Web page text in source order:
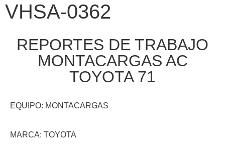
VHSA-0362
REPORTES DE TRABAJO
MONTACARGAS AC
TOYOTA 71
EQUIPO: MONTACARGAS
MARCA: TOYOTA